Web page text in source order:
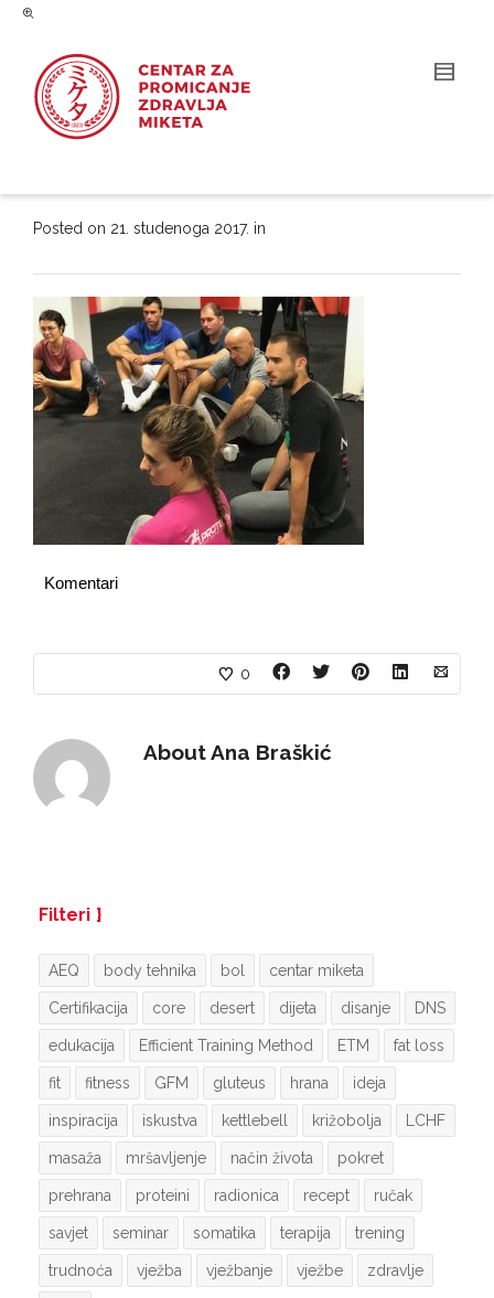
Posted on 21. studenoga 2017. in
Komentari
0
AboutAna Braškić
Filteri
AEQ body tehnika bol centar miketa
Certifikacija core desert dijeta disanje DNS
edukacija Efficient Training Method ETM fat loss
fit fitness GFM gluteus hrana ideja
inspiracija iskustva kettlebell križobolja LCHF
masaža mršavljenje način života pokret
prehrana proteini radionica recept ručak
savjet seminar somatika terapija trening
trudnoća vježba vježbanje vježbe zdravlje